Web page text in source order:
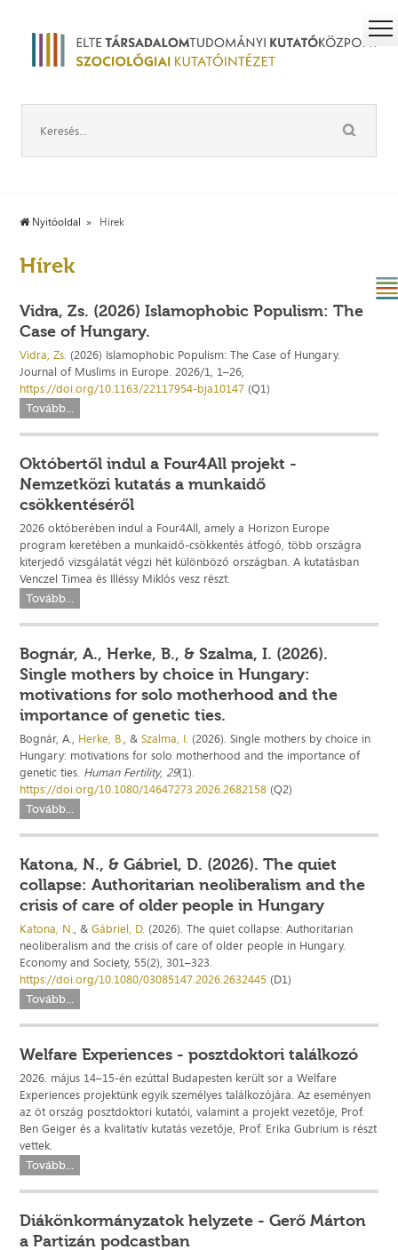
Nyitóoldal Hírek
Hírek
Vidra, Zs. (2026) Islamophobic Populism: The
Case of Hungary.
Vidra, Zs. (2026) Islamophobic Populism: The Case of Hungary.
Journal of Muslims in Europe. 2026/1, 1–26,
https://doi.org/10.1163/22117954-bja10147 (Q1)
Tovább...
Októbertől indul a Four4All projekt -
Nemzetközi kutatás a munkaidő
csökkentéséről
2026 októberében indul a Four4All, amely a Horizon Europe
program keretében a munkaidő-csökkentés átfogó, több országra
kiterjedő vizsgálatát végzi hét különböző országban. A kutatásban
Venczel Timea és Illéssy Miklós vesz részt.
Tovább...
Bognár, A., Herke, B., & Szalma, I. (2026).
Single mothers by choice in Hungary:
motivations for solo motherhood and the
importance of genetic ties.
Bognár, A., Herke, B., &Szalma, I. (2026). Single mothers by choice in
Hungary: motivations for solo motherhood and the importance of
genetic ties. Human Fertility,29(1).
https://doi.org/10.1080/14647273.2026.2682158 (Q2)
Tovább...
Katona, N., & Gábriel, D. (2026). The quiet
collapse: Authoritarian neoliberalism and the
crisis of care of older people in Hungary
Katona, N., &Gábriel, D. (2026). The quiet collapse: Authoritarian
neoliberalism and the crisis of care of older people in Hungary.
Economy and Society, 55(2), 301–323.
https://doi.org/10.1080/03085147.2026.2632445 (D1)
Tovább...
Welfare Experiences - posztdoktori találkozó
2026. május 14–15-én ezúttal Budapesten került sor a Welfare
Experiences projektünk egyik személyes találkozójára. Az eseményen
az öt ország posztdoktori kutatói, valamint a projekt vezetője, Prof.
Ben Geiger és a kvalitatív kutatás vezetője, Prof. Erika Gubrium is részt
vettek.
Tovább...
Diákönkormányzatok helyzete - Gerő Márton
a Partizán podcastban